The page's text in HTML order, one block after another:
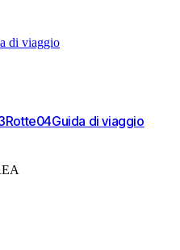
di viaggio
Rotte04Guida di viaggio